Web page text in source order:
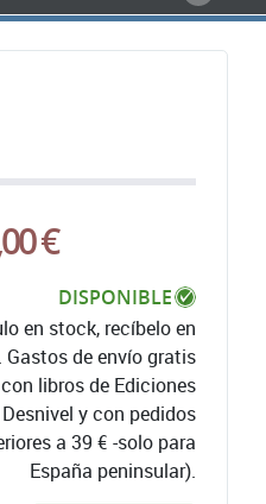
€
DISPONIBLE
en stock, recíbelo en
Gastos de envío gratis
con libros de Ediciones
Desnivel y con pedidos
a 39 € -solo para
España peninsular).